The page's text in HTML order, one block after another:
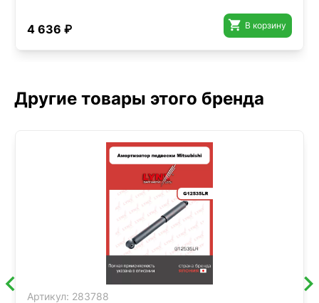
4 636 ₽  В корзину
Другие товары этого бренда
Артикул: 283788